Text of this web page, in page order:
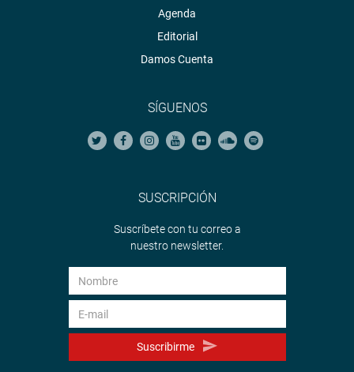
Agenda
Editorial
Damos Cuenta
SÍGUENOS
SUSCRIPCIÓN
Suscríbete con tu correo a
nuestro newsletter.
Suscribirme